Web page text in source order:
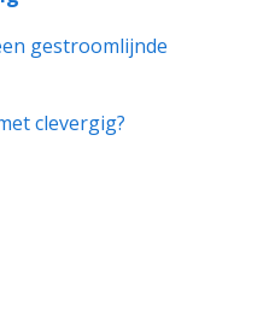
gestroomlijnde
clevergig?